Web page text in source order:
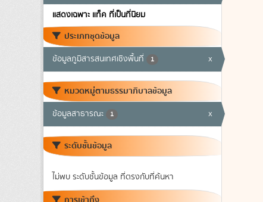
แสดงเฉพาะ แท็ค ที่เป็นที่นิยม
ประเภทชุดข้อมูล
ข้อมูลภูมิสารสนเทศเชิงพื้นที่ 1 x
หมวดหมู่ตามธรรมาภิบาลข้อมูล
ข้อมูลสาธารณะ 1 x
ระดับชั้นข้อมูล
ไม่พบ ระดับชั้นข้อมูล ที่ตรงกับที่ค้นหา